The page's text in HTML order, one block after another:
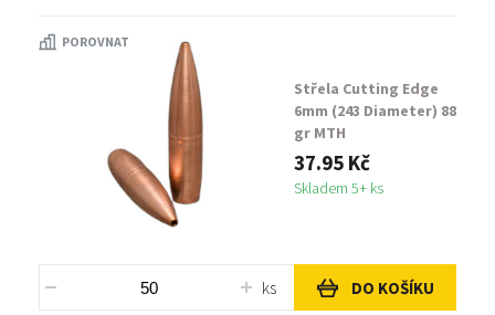
POROVNAT
Střela Cutting Edge
6mm (243 Diameter) 88
gr MTH
37.95 Kč
Skladem 5+ ks
ks DO KOŠÍKU